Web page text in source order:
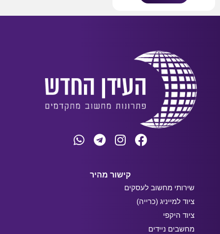
קישור מהיר
שירותי מחשוב לעסקים
ציוד למייניג (כרייה)
ציוד היקפי
מחשבים ניידים